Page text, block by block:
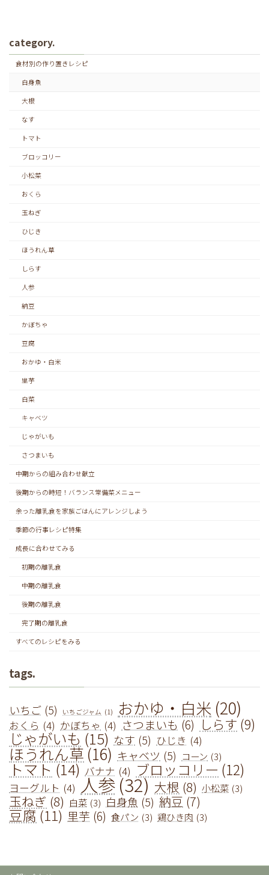
category.
食材別の作り置きレシピ
白身魚
大根
なす
トマト
ブロッコリー
小松菜
おくら
玉ねぎ
ひじき
ほうれん草
しらす
人参
納豆
かぼちゃ
豆腐
おかゆ・白米
里芋
白菜
キャベツ
じゃがいも
さつまいも
中期からの組み合わせ献立
後期からの時短！バランス常備菜メニュー
余った離乳食を家族ごはんにアレンジしよう
季節の行事レシピ特集
成長に合わせてみる
初期の離乳食
中期の離乳食
後期の離乳食
完了期の離乳食
すべてのレシピをみる
tags.
いちご (5) いちごジャム (1) おかゆ・白米 (20)
おくら (4) かぼちゃ (4) さつまいも (6) しらす(9)
じゃがいも (15) なす (5) ひじき (4)
ほうれん草(16) キャベツ (5) コーン (3)
トマト (14) バナナ (4) ブロッコリー (12)
ヨーグルト (4) 人参(32) 大根 (8) 小松菜 (3)
玉ねぎ (8) 白菜 (3) 白身魚 (5) 納豆 (7)
豆腐(11) 里芋 (6) 食パン (3) 鶏ひき肉 (3)